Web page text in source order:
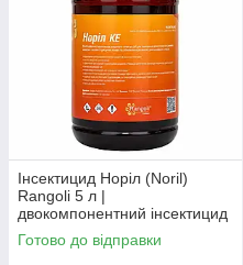
Інсектицид Норіл (Noril)
Rangoli 5 л |
двокомпонентний інсектицид
та акарицид широкого
спектра дії
Готово до відправки